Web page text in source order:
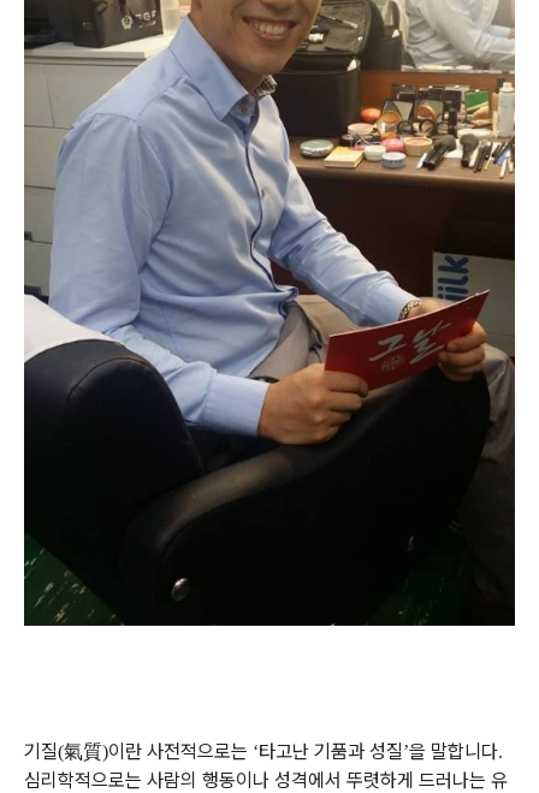
기질(氣質)이란 사전적으로는 ‘타고난 기품과 성질’을 말합니다.
심리학적으로는 사람의 행동이나 성격에서 뚜렷하게 드러나는 유